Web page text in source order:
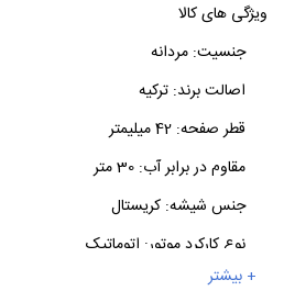
ویژگی های کالا
جنسیت: مردانه
اصالت برند: ترکیه
قطر صفحه: 42 میلیمتر
مقاوم در برابر آب: 30 متر
جنس شیشه: کریستال
نوع کارکرد موتور: اتوماتیک
+ بیشتر